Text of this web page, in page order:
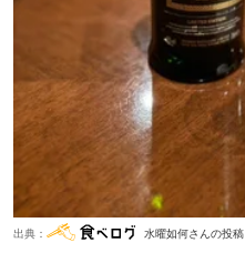
出典： 水曜如何さんの投稿